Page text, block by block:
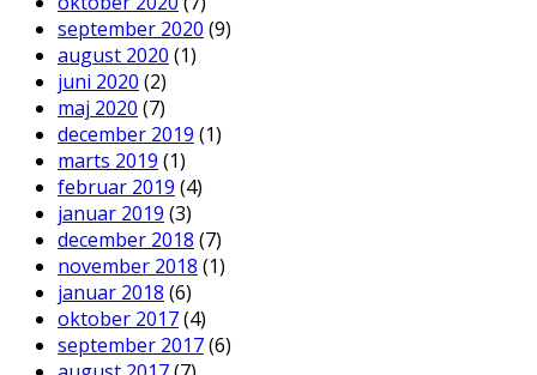
september 2020 (9)
august 2020 (1)
juni 2020 (2)
maj 2020 (7)
december 2019 (1)
marts 2019 (1)
februar 2019 (4)
januar 2019 (3)
december 2018 (7)
november 2018 (1)
januar 2018 (6)
oktober 2017(4)
september 2017(6)